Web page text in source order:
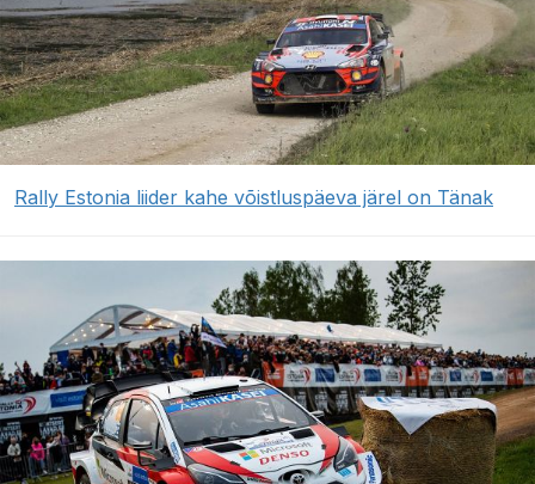
Rally Estonia liider kahe võistluspäeva järel on Tänak